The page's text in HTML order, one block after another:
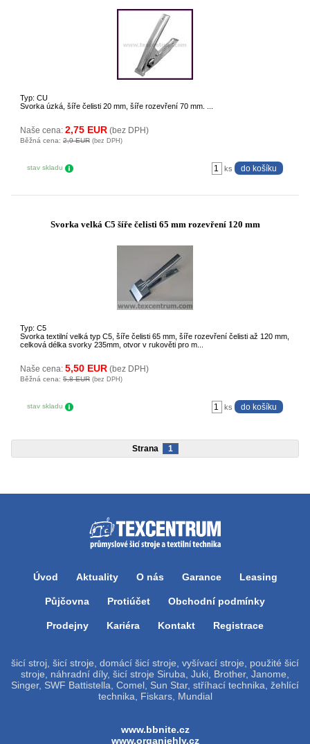
Typ: CU
Svorka úzká, šíře čelisti 20 mm, šíře rozevření 70 mm. ...
Naše cena: 2,75 EUR (bez DPH)
Běžná cena: 2,9 EUR (bez DPH)
stav skladu ks
Svorka velká C5 šíře čelisti 65 mm rozevření 120 mm
Typ: C5
Svorka textilní velká typ C5, šíře čelisti 65 mm, šíře rozevření čelisti až 120 mm,
celková délka svorky 235mm, otvor v rukověti pro m...
Naše cena: 5,50 EUR (bez DPH)
Běžná cena: 5,8 EUR (bez DPH)
stav skladu ks
Strana 1
Úvod Aktuality O nás Garance Leasing
Půjčovna Protiúčet Obchodní podmínky
Prodejny Kariéra Kontakt Registrace
šicí stroj, šicí stroje, domácí šicí stroje, vyšívací stroje, použité šicí
stroje, náhradní díly, šicí stroje Siruba, Juki, Brother, Janome,
Singer, SWF Battistella, Comel, Sun Star, stříhací technika, žehlící
technika, Fiskars, Mundial
www.bbnite.cz
www.organjehly.cz